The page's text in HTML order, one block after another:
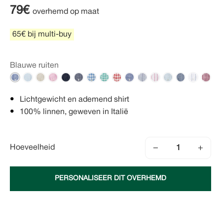
79€ overhemd op maat
65€ bij multi-buy
Blauwe ruiten
Lichtgewicht en ademend shirt
100% linnen, geweven in Italië
Hoeveelheid − +
PERSONALISEER DIT OVERHEMD